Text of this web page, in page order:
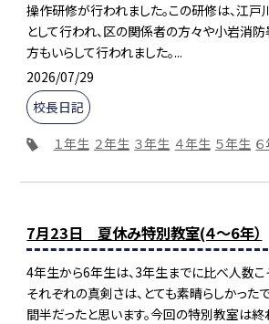
操作研修が行われました。この研修は、江
として行われ、区の関係者の方々や小岩消
方もいらして行われました。...
2026/07/29
校長日記
１年生 ２年生 ３年生 ４年生 ５年生
7月23日 夏休み特別教室(４～6年）
4年生から6年生は、3年生までに比べ人数こ
それぞれの真剣さは、とても素晴らしかった
間半だったと思います。今回の特別教室は終